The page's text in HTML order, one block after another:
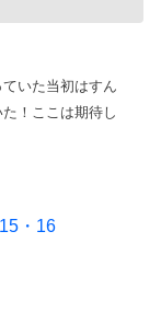
いた当初はすん
！ここは期待し
・16